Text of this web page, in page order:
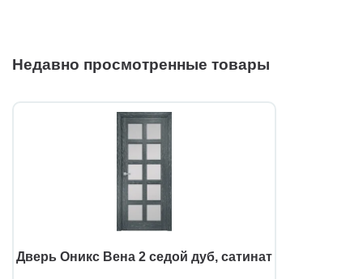
Недавно просмотренные товары
Дверь Оникс Вена 2 седой дуб, сатинат